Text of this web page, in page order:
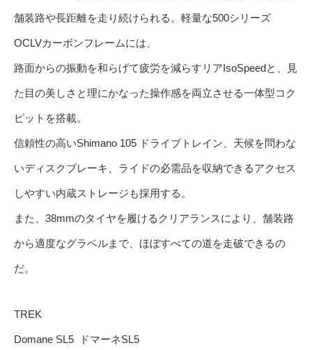
舗装路や長距離を走り続けられる。軽量な500シリーズ
OCLVカーボンフレームには、
路面からの振動を和らげて疲労を減らすリアIsoSpeedと、見
た目の美しさと理にかなった操作感を両立させる一体型コク
ピットを搭載。
信頼性の高いShimano 105 ドライブトレイン、天候を問わな
いディスクブレーキ、ライドの必需品を収納できるアクセス
しやすい内蔵ストレージも採用する。
また、38mmのタイヤを履けるクリアランスにより、舗装路
から適度なグラベルまで、ほぼすべての道を走破できるの
だ。
TREK
Domane SL5 ドマーネSL5